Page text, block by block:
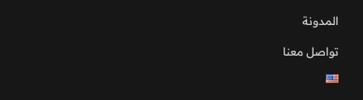
المدونة
تواصل معنا